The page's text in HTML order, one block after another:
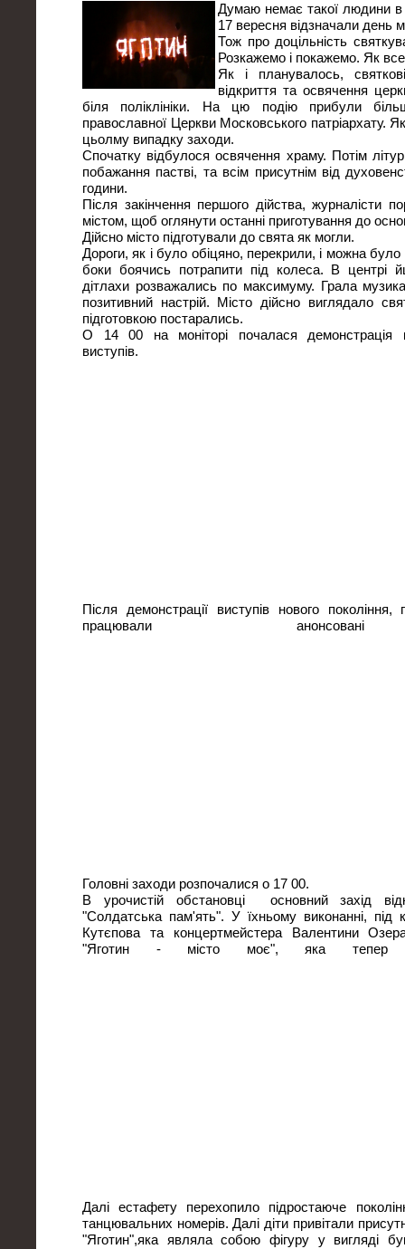
Думаю немає такої людини в
17 вересня відзначали день
Тож про доцільність
Розкажемо і покажемо. Як
Як і планувалось,
відкриття та освячення
біля поліклініки. На цю подію прибули
православної Церкви Московського патріархату.
цьолму випадку заходи.
Спочатку відбулося освячення храму. Потім
побажання пастві, та всім присутнім від
години.
Після закінчення першого дійства, журналісти
містом, щоб оглянути останні приготування до
Дійсно місто підготували до свята як могли.
Дороги, як і було обіцяно, перекрили, і можна було
боки боячись потрапити під колеса. В центрі
дітлахи розважались по максимуму. Грала
позитивний настрій. Місто дійсно виглядало
підготовкою постарались.
О 14 00 на моніторі почалася демонстрація
виступів.
Після демонстрації виступів нового
працювали
Головні заходи розпочалися о 17 00.
В урочистій обстановці основний захід
"Солдатська пам'ять". У їхньому виконанні, під
Кутєпова та концертмейстера Валентини
"Яготин - місто моє", яка тепер
Далі естафету перехопило підростаюче
танцювальних номерів. Далі діти привітали
"Яготин",яка являла собою фігуру у вигляді